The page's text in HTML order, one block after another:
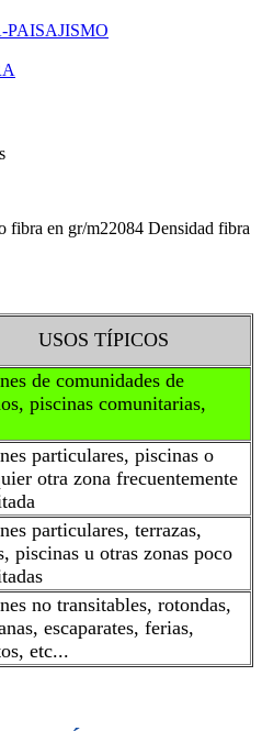
PAISAJISMO
fibra en gr/m22084 Densidad fibra
USOS TÍPICOS
de comunidades de
piscinas comunitarias,
particulares, piscinas o
otra zona frecuentemente
particulares, terrazas,
piscinas u otras zonas poco
no transitables, rotondas,
escaparates, ferias,
etc...